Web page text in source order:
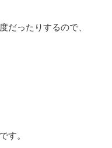
だったりするので、
す。